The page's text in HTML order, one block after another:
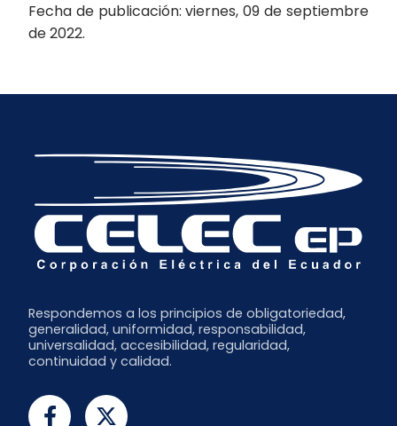
Fecha de publicación: viernes, 09 de septiembre
de 2022.
Respondemos a los principios de obligatoriedad,
generalidad, uniformidad, responsabilidad,
universalidad, accesibilidad, regularidad,
continuidad y calidad.